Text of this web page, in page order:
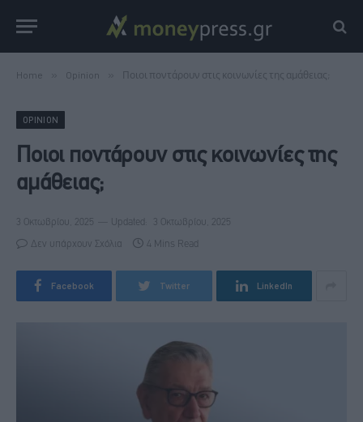
Home Opinion Ποιοι ποντάρουν στις κοινωνίες της αμάθειας;
OPINION
Ποιοι ποντάρουν στις κοινωνίες της
αμάθειας;
3 Οκτωβρίου, 2025 Updated: 3 Οκτωβρίου, 2025
Δεν υπάρχουν Σχόλια 4 Mins Read
Facebook Twitter LinkedIn